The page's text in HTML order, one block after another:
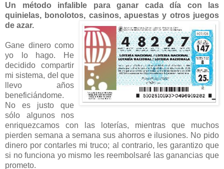
Un método infalible para ganar cada día con las
quinielas, bonolotos, casinos, apuestas y otros juegos
de azar.
Gane dinero como
yo lo hago. He
decidido compartir
mi sistema, del que
llevo años
beneficiándome.
No es justo que
sólo algunos nos
enriquezcamos con las loterías, mientras que muchos
pierden semana a semana sus ahorros e ilusiones. No pido
dinero por contarles mi truco; al contrario, les garantizo que
si no funciona yo mismo les reembolsaré las ganancias que
prometo.